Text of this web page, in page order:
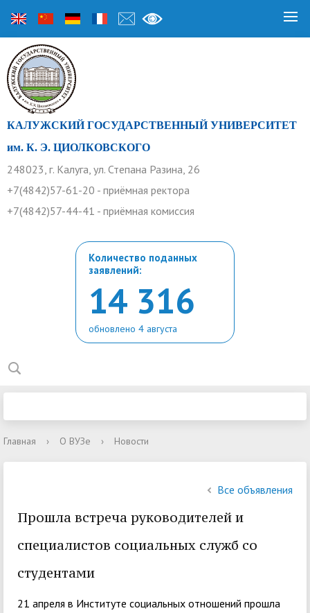
КАЛУЖСКИЙ ГОСУДАРСТВЕННЫЙ УНИВЕРСИТЕТ
им. К. Э. ЦИОЛКОВСКОГО
248023, г. Калуга, ул. Степана Разина, 26
+7(4842)57-61-20 - приёмная ректора
+7(4842)57-44-41 - приёмная комиссия
Количество поданных
заявлений:
14 316
обновлено 4 августа
Главная › О ВУЗе › Новости
Все объявления
Прошла встреча руководителей и
специалистов социальных служб со
студентами
21 апреля в Институте социальных отношений прошла